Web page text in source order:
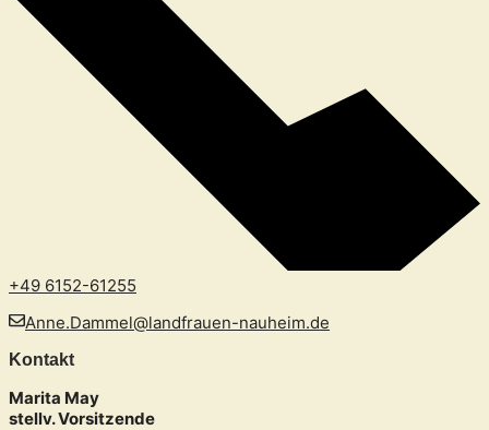
+49 6152-61255
Anne.Dammel@landfrauen-nauheim.de
Kontakt
Marita May
stellv. Vorsitzende